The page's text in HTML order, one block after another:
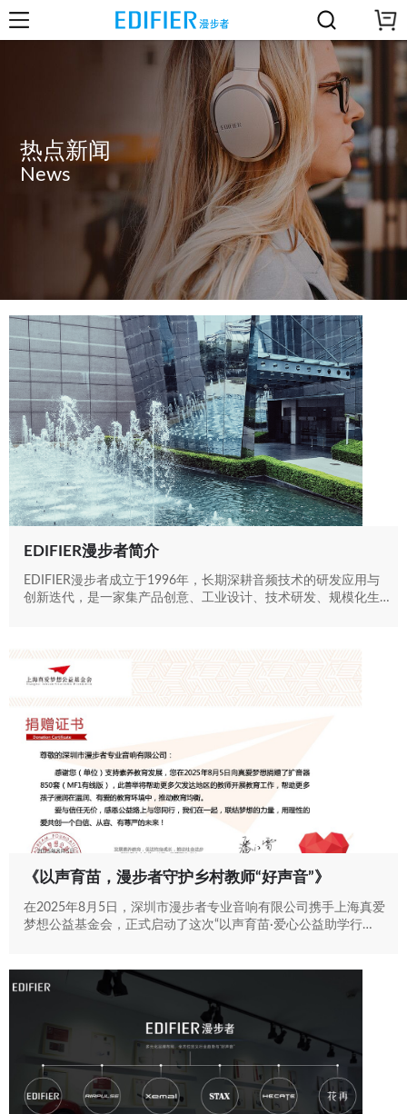
热点新闻
News
EDIFIER漫步者简介
EDIFIER漫步者成立于1996年，长期深耕音频技术的研发应用与
创新迭代，是一家集产品创意、工业设计、技术研发、规模化生
《以声育苗，漫步者守护乡村教师“好声音”》
在2025年8月5日，深圳市漫步者专业音响有限公司携手上海真爱
梦想公益基金会，正式启动了这次“以声育苗·爱心公益助学行